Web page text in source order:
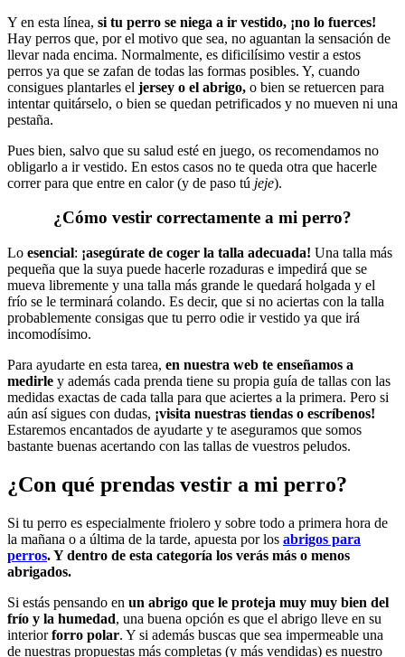
Y en esta línea, si tu perro se niega a ir vestido, ¡no lo fuerces!
Hay perros que, por el motivo que sea, no aguantan la sensación de
llevar nada encima. Normalmente, es dificilísimo vestir a estos
perros ya que se zafan de todas las formas posibles. Y, cuando
consigues plantarles el jersey o el abrigo, o bien se retuercen para
intentar quitárselo, o bien se quedan petrificados y no mueven ni una
pestaña.
Pues bien, salvo que su salud esté en juego, os recomendamos no
obligarlo a ir vestido. En estos casos no te queda otra que hacerle
correr para que entre en calor (y de paso tú jeje).
¿Cómo vestir correctamente a mi perro?
Lo esencial: ¡asegúrate de coger la talla adecuada! Una talla más
pequeña que la suya puede hacerle rozaduras e impedirá que se
mueva libremente y una talla más grande le quedará holgada y el
frío se le terminará colando. Es decir, que si no aciertas con la talla
probablemente consigas que tu perro odie ir vestido ya que irá
incomodísimo.
Para ayudarte en esta tarea, en nuestra web te enseñamos a
medirle y además cada prenda tiene su propia guía de tallas con las
medidas exactas de cada talla para que aciertes a la primera. Pero si
aún así sigues con dudas, ¡visita nuestras tiendas o escríbenos!
Estaremos encantados de ayudarte y te aseguramos que somos
bastante buenas acertando con las tallas de vuestros peludos.
¿Con qué prendas vestir a mi perro?
Si tu perro es especialmente friolero y sobre todo a primera hora de
la mañana o a última de la tarde, apuesta por los abrigos para
perros. Y dentro de esta categoría los verás más o menos
abrigados.
Si estás pensando en un abrigo que le proteja muy muy bien del
frío y la humedad, una buena opción es que el abrigo lleve en su
interiorforro polar. Y si además buscas que sea impermeable una
de nuestras propuestas más completas (y más vendidas) es nuestro